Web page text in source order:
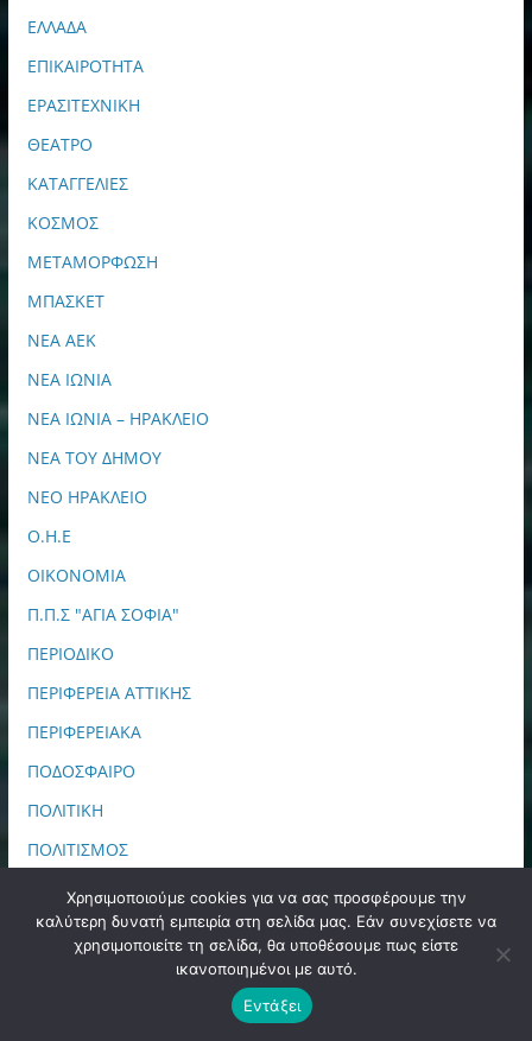
ΕΛΛΑΔΑ
ΕΠΙΚΑΙΡΟΤΗΤΑ
ΕΡΑΣΙΤΕΧΝΙΚΗ
ΘΕΑΤΡΟ
ΚΑΤΑΓΓΕΛΙΕΣ
ΚΟΣΜΟΣ
ΜΕΤΑΜΟΡΦΩΣΗ
ΜΠΑΣΚΕΤ
ΝΕΑ ΑΕΚ
ΝΕΑ ΙΩΝΙΑ
ΝΕΑ ΙΩΝΙΑ – ΗΡΑΚΛΕΙΟ
ΝΕΑ ΤΟΥ ΔΗΜΟΥ
ΝΕΟ ΗΡΑΚΛΕΙΟ
Ο.Η.Ε
ΟΙΚΟΝΟΜΙΑ
Π.Π.Σ "ΑΓΙΑ ΣΟΦΙΑ"
ΠΕΡΙΟΔΙΚΟ
ΠΕΡΙΦΕΡΕΙΑ ΑΤΤΙΚΗΣ
ΠΕΡΙΦΕΡΕΙΑΚΑ
ΠΟΔΟΣΦΑΙΡΟ
ΠΟΛΙΤΙΚΗ
ΠΟΛΙΤΙΣΜΟΣ
ΠΠΙΕΔ
ΠΡΩΤΟΣΕΛΙΔΑ
Χρησιμοποιούμε cookies για να σας προσφέρουμε την
καλύτερη δυνατή εμπειρία στη σελίδα μας. Εάν συνεχίσετε να
χρησιμοποιείτε τη σελίδα, θα υποθέσουμε πως είστε
ικανοποιημένοι με αυτό.
Εντάξει